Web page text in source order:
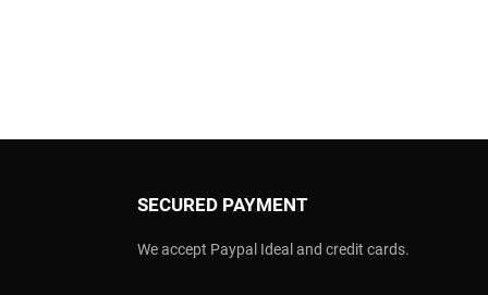
SECURED PAYMENT
We accept Paypal Ideal and credit cards.